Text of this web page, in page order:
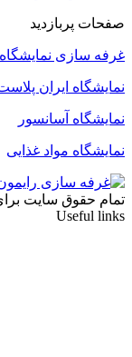
صفحات پربازدید
غرفه سازی نمایشگاه
نمایشگاه ایران
نمایشگاه آسانسور
نمایشگاه مواد غذایی
تمام حقوق سایت
Useful links